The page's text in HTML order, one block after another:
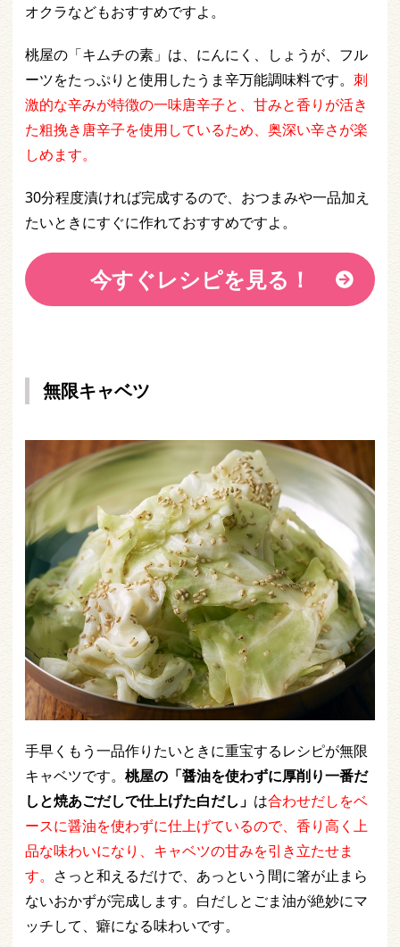
オクラなどもおすすめですよ。
桃屋の「キムチの素」は、にんにく、しょうが、フル
ーツをたっぷりと使用したうま辛万能調味料です。 刺
激的な辛みが特徴の一味唐辛子と、甘みと香りが活き
た粗挽き唐辛子を使用しているため、奥深い辛さが楽
しめます。
30分程度漬ければ完成するので、おつまみや一品加え
たいときにすぐに作れておすすめですよ。
今すぐレシピを見る！
無限キャベツ
手早くもう一品作りたいときに重宝するレシピが無限
キャベツです。 桃屋の「醤油を使わずに厚削り一番だ
しと焼あごだしで仕上げた白だし」 は合わせだしをベ
ースに醤油を使わずに仕上げているので、香り高く上
品な味わいになり、キャベツの甘みを引き立たせま
す。 さっと和えるだけで、あっという間に箸が止まら
ないおかずが完成します。白だしとごま油が絶妙にマ
ッチして、癖になる味わいです。